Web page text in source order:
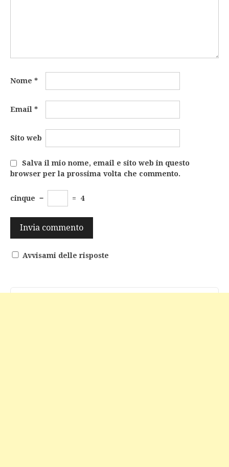
Nome *
Email *
Sito web
Salva il mio nome, email e sito web in questo
browser per la prossima volta che commento.
cinque − = 4
Avvisami delle risposte